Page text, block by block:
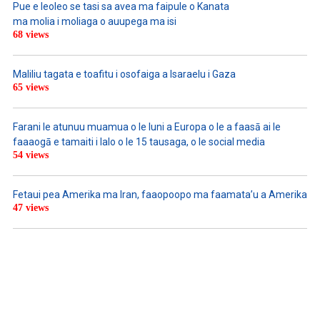
Pue e leoleo se tasi sa avea ma faipule o Kanata
ma molia i moliaga o auupega ma isi
68 views
Maliliu tagata e toafitu i osofaiga a Isaraelu i Gaza
65 views
Farani le atunuu muamua o le Iuni a Europa o le a faasā ai le
faaaogā e tamaiti i lalo o le 15 tausaga, o le social media
54 views
Fetaui pea Amerika ma Iran, faaopoopo ma faamata’u a Amerika
47 views